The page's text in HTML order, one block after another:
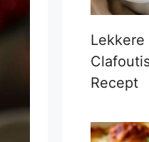
Lekkere
Recept